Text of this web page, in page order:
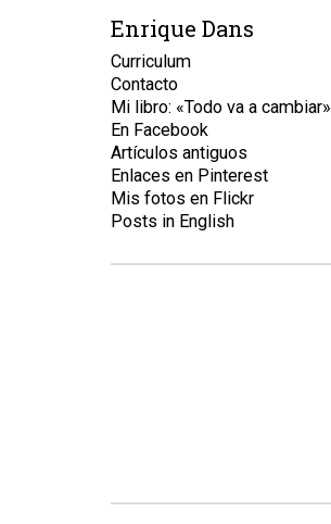
Enrique Dans
Curriculum
Contacto
Mi libro: «Todo va a cambiar»
En Facebook
Artículos antiguos
Enlaces en Pinterest
Mis fotos en Flickr
Posts in English